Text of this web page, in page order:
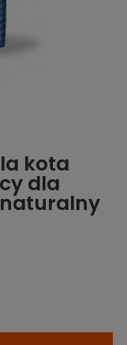
kota
dla
naturalny